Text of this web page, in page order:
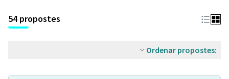
54 propostes
Ordenar propostes: